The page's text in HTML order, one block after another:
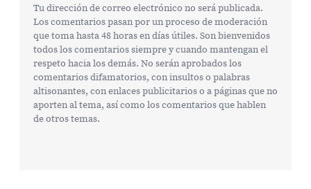
Tu dirección de correo electrónico no será publicada.
Los comentarios pasan por un proceso de moderación
que toma hasta 48 horas en días útiles. Son bienvenidos
todos los comentarios siempre y cuando mantengan el
respeto hacia los demás. No serán aprobados los
comentarios difamatorios, con insultos o palabras
altisonantes, con enlaces publicitarios o a páginas que no
aporten al tema, así como los comentarios que hablen
de otros temas.